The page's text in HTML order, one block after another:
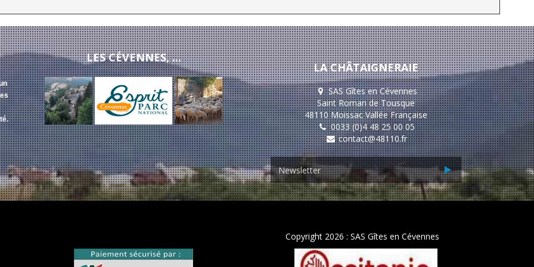
LES CÉVENNES, ...
LA CHÂTAIGNERAIE
SAS Gîtes en Cévennes
Saint Roman de Tousque
48110 Moissac Vallée Française
0033 (0)4 48 25 00 05
contact@48110.fr
Copyright 2026 : SAS Gîtes en Cévennes